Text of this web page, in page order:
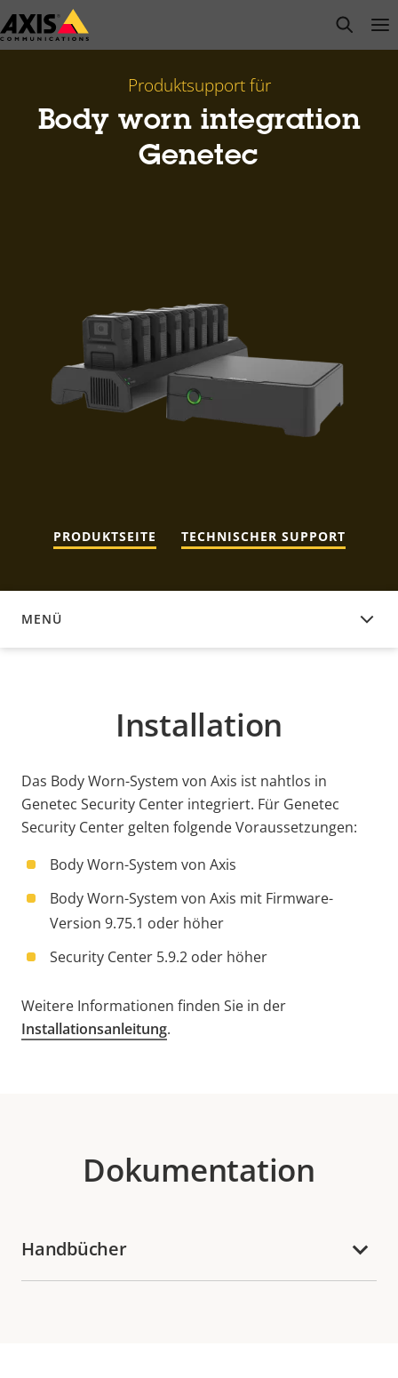
Zum
Hauptinhalt
open
Produktsupport für
Body worn integration
Genetec
PRODUKTSEITE TECHNISCHER SUPPORT
MENÜ
INSTALLATION
Installation
Das Body Worn-System von Axis ist nahtlos in
Genetec Security Center integriert. Für Genetec
Security Center gelten folgende Voraussetzungen:
Body Worn-System von Axis
Body Worn-System von Axis mit Firmware-
Version 9.75.1 oder höher
Security Center 5.9.2 oder höher
Weitere Informationen finden Sie in der
Installationsanleitung.
Dokumentation
Handbücher